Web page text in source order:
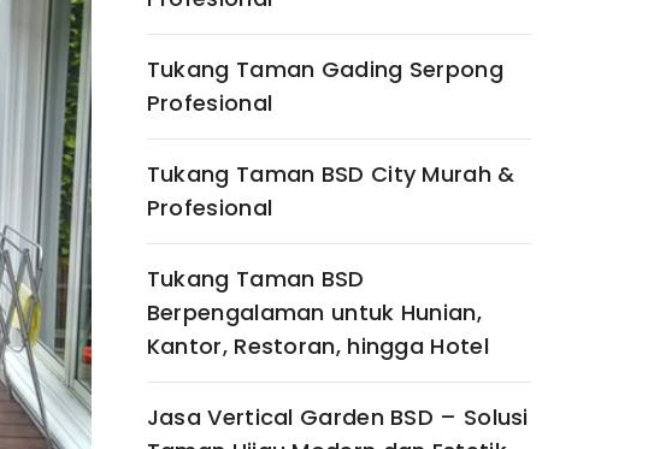
Tukang Taman Gading Serpong
Profesional
Tukang Taman BSD City Murah &
Profesional
Tukang Taman BSD
Berpengalaman untuk Hunian,
Kantor, Restoran, hingga Hotel
Jasa Vertical Garden BSD – Solusi